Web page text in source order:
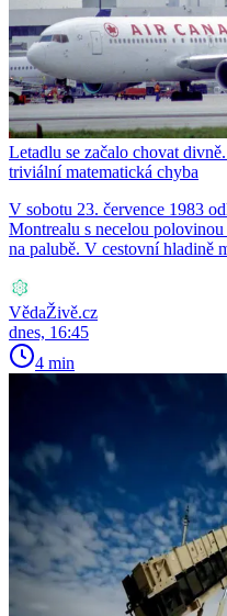
Letadlu se začalo chovat
triviální matematická chyba
V sobotu 23. července 1983
Montrealu s necelou
na palubě. V cestovní hladině
VědaŽivě.cz
dnes, 16:45
4 min